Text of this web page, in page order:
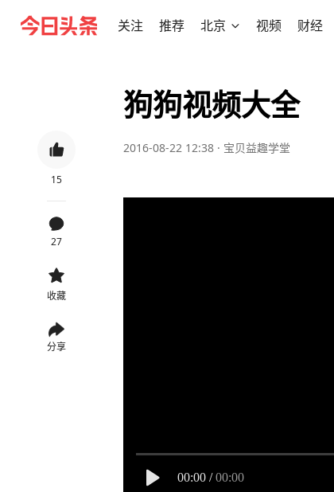
关注 推荐 北京 视频 财经
15
27
收藏
分享
狗狗视频大全
2016-08-22 12:38 · 宝贝益趣学堂
00:00 / 00:00